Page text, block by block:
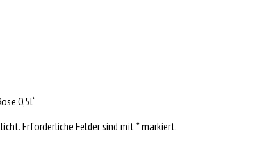
0,5l“
Erforderliche Felder sind mit *markiert.